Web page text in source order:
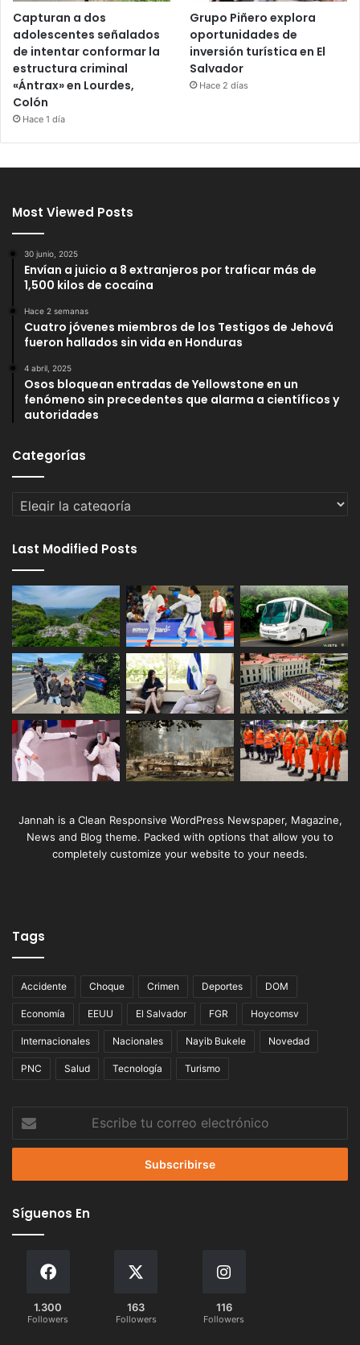
Capturan a dos
adolescentes señalados
de intentar conformar la
estructura criminal
«Ántrax» en Lourdes,
Colón
Hace 1 día
Grupo Piñero explora
oportunidades de
inversión turística en El
Salvador
Hace 2 días
Most Viewed Posts
30 junio, 2025
Envían a juicio a 8 extranjeros por traficar más de
1,500 kilos de cocaína
Hace 2 semanas
Cuatro jóvenes miembros de los Testigos de Jehová
fueron hallados sin vida en Honduras
4 abril, 2025
Osos bloquean entradas de Yellowstone en un
fenómeno sin precedentes que alarma a científicos y
autoridades
Categorías
Categorías
Last Modified Posts
Jannah is a Clean Responsive WordPress Newspaper, Magazine,
News and Blog theme. Packed with options that allow you to
completely customize your website to your needs.
Tags
Accidente Choque Crimen Deportes DOM
Economía EEUU El Salvador FGR Hoycomsv
Internacionales Nacionales Nayib Bukele Novedad
PNC Salud Tecnología Turismo
tu
correo
Síguenos En
1.300
Followers
163
Followers
116
Followers